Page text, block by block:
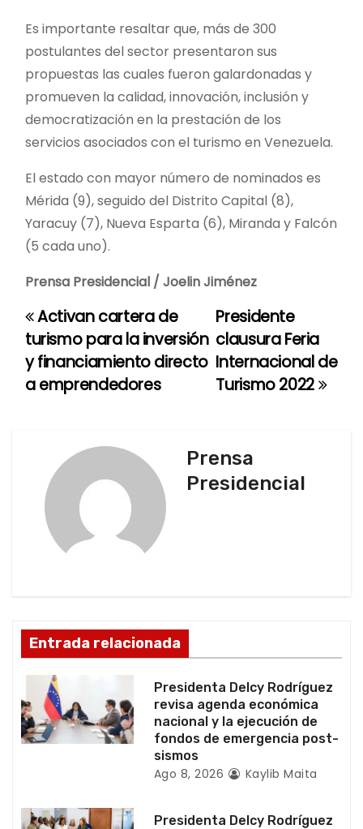
Es importante resaltar que, más de 300
postulantes del sector presentaron sus
propuestas las cuales fueron galardonadas y
promueven la calidad, innovación, inclusión y
democratización en la prestación de los
servicios asociados con el turismo en Venezuela.
El estado con mayor número de nominados es
Mérida (9), seguido del Distrito Capital (8),
Yaracuy (7), Nueva Esparta (6), Miranda y Falcón
(5 cada uno).
Prensa Presidencial / Joelin Jiménez
N
a
v
n
d
e
e
t
Presidente
clausura Feria
Internacional de
Turismo 2022
Activan cartera de
turismo para la inversión
y financiamiento directo
a emprendedores
Prensa
Presidencial
Entrada relacionada
Presidenta Delcy Rodríguez
revisa agenda económica
nacional y la ejecución de
fondos de emergencia post-
sismos
Ago 8, 2026 Kaylib Maita
Presidenta Delcy Rodríguez